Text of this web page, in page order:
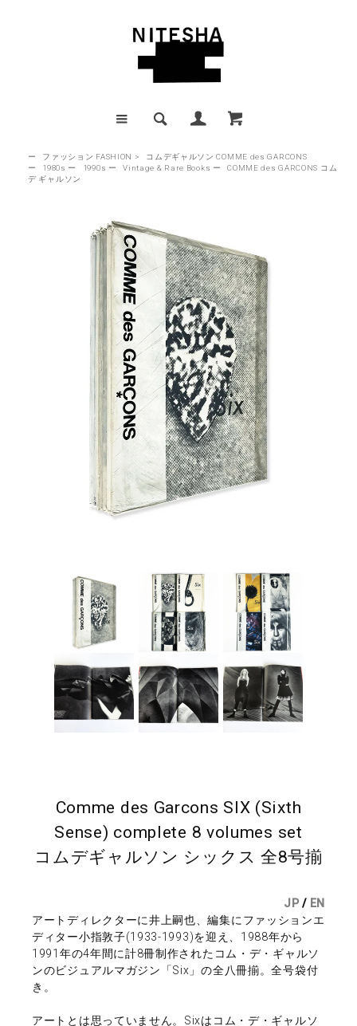
ー ファッション FASHION >
コムデギャルソン COMME des GARCONS
ー
1980s ー 1990s ー Vintage & Rare Books ー
COMME des GARCONS コム
デ ギャルソン
Comme des Garcons SIX (Sixth
Sense) complete 8 volumes set
コムデギャルソン シックス 全8号揃
JP / EN
アートディレクターに井上嗣也、編集にファッションエ
ディター小指敦子(1933-1993)を迎え、1988年から
1991年の4年間に計8冊制作されたコム・デ・ギャルソ
ンのビジュアルマガジン「Six」の全八冊揃。全号袋付
き。
アートとは思っていません。Sixはコム・デ・ギャルソ